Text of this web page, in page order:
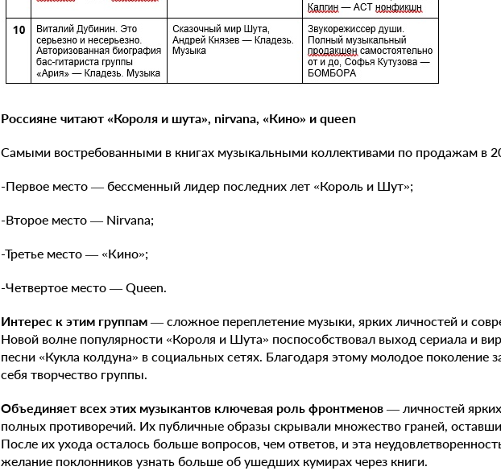
Россияне читают «Короля и шута», nirvana, «Кино» и queen
Самыми востребованными в книгах музыкальными коллективами по продажам в
-Первое место — бессменный лидер последних лет «Король и Шут»;
-Второе место — Nirvana;
-Третье место — «Кино»;
-Четвертое место — Queen.
Интерес к этим группам — сложное переплетение музыки, ярких личностей и
Новой волне популярности «Короля и Шута» поспособствовал выход сериала и
песни «Кукла колдуна» в социальных сетях. Благодаря этому молодое поколение
себя творчество группы.
Объединяет всех этих музыкантов ключевая роль фронтменов — личностей
полных противоречий. Их публичные образы скрывали множество граней,
После их ухода осталось больше вопросов, чем ответов, и эта
желание поклонников узнать больше об ушедших кумирах через книги.